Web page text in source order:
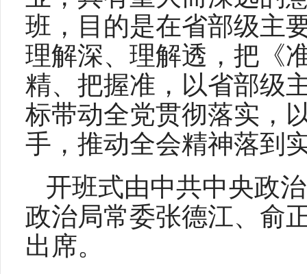
班，目的是在省部级主
理解深、理解透，把《
精、把握准，以省部级
标带动全党贯彻落实，
手，推动全会精神落到
开班式由中共中央政
政治局常委张德江、俞
出席。